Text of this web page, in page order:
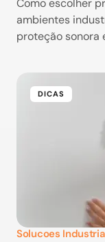
Como escolher
ambientes
proteção sonora
DICAS
Solucoes